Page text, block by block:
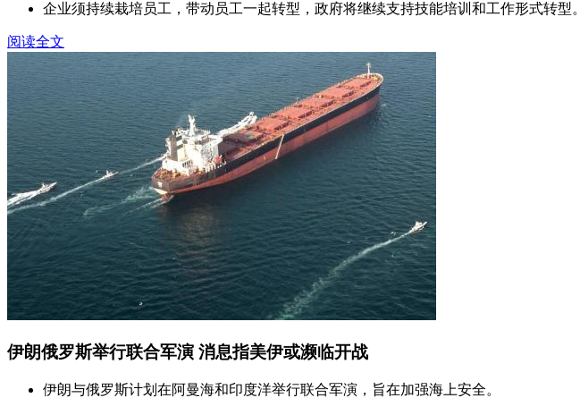
企业须持续栽培员工，带动员工一起转型，政府将继续支持技能培训和工作形式转型。
阅读全文
伊朗俄罗斯举行联合军演 消息指美伊或濒临开战
伊朗与俄罗斯计划在阿曼海和印度洋举行联合军演，旨在加强海上安全。